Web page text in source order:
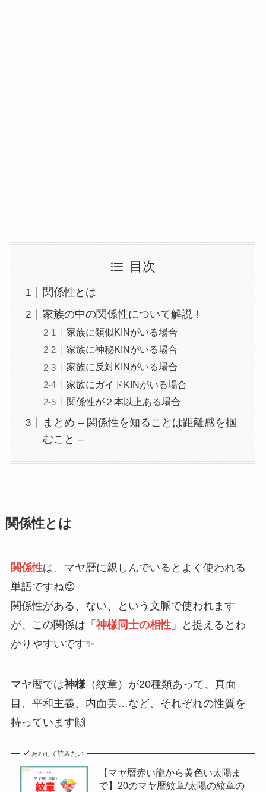
目次
関係性とは
家族の中の関係性について解説！
家族に類似KINがいる場合
家族に神秘KINがいる場合
家族に反対KINがいる場合
家族にガイドKINがいる場合
関係性が２本以上ある場合
まとめ – 関係性を知ることは距離感を掴
むこと –
関係性とは
関係性は、マヤ暦に親しんでいるとよく使われる
単語ですね😊
関係性がある、ない、という文脈で使われます
が、この関係は「 神様同士の相性」と捉えるとわ
かりやすいです✨
マヤ暦では神様（紋章）が20種類あって、真面
目、平和主義、内面美…など、それぞれの性質を
持っています🙌
あわせて読みたい
【マヤ暦赤い龍から黄色い太陽ま
で】20のマヤ暦紋章/太陽の紋章の